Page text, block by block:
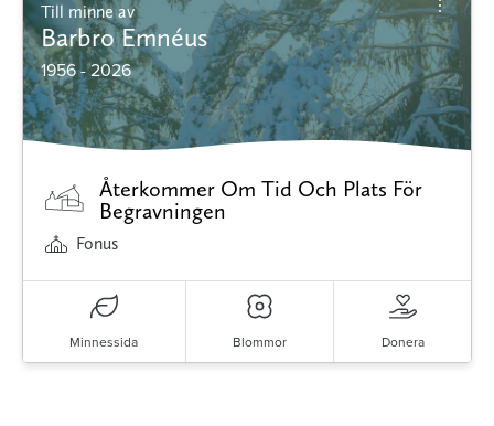
Till minne av
Barbro Emnéus
1956 - 2026
Återkommer Om Tid Och Plats För
Begravningen
Fonus
Minnessida Blommor Donera